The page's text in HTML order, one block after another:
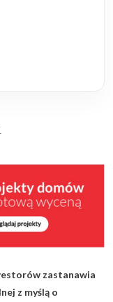
zastanawia
z myślą o